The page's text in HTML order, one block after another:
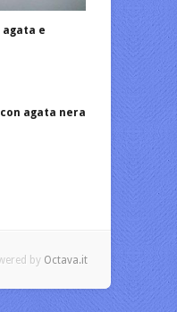
agata e
agata nera
by Octava.it